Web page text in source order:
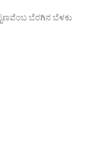
ಬೆರಗಿನ ಬೆಳಕು